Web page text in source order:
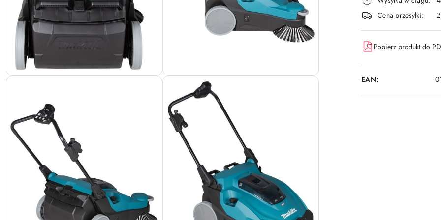
i
dostawa
Cena przesyłki:
Pobierz produkt do
EAN: